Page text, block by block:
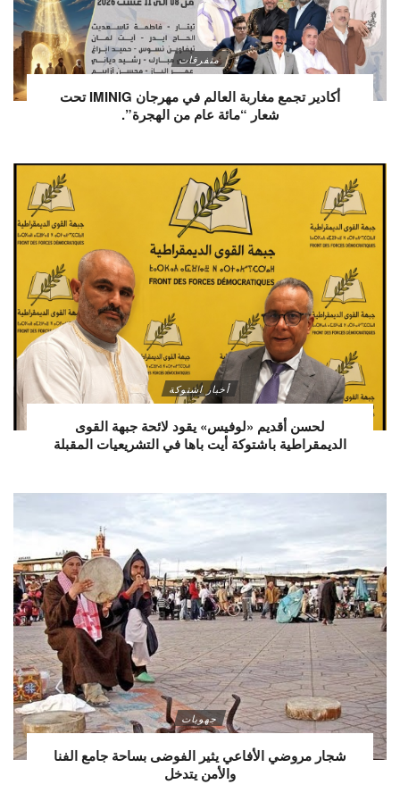
متفرقات
أكادير تجمع مغاربة العالم في مهرجان IMINIG تحت
شعار “مائة عام من الهجرة”.
أخبار اشتوكة
لحسن أقديم «لوفيس» يقود لائحة جبهة القوى
الديمقراطية باشتوكة أيت باها في التشريعيات المقبلة
جهويات
شجار مروضي الأفاعي يثير الفوضى بساحة جامع الفنا
والأمن يتدخل